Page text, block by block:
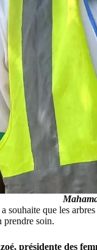
souhaite que les
prendre soin.
présidente des